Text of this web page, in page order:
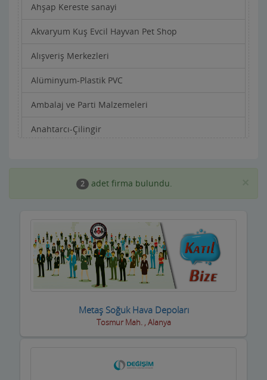
Ahşap Kereste sanayi
Akvaryum Kuş Evcil Hayvan Pet Shop
Alışveriş Merkezleri
Alüminyum-Plastik PVC
Ambalaj ve Parti Malzemeleri
Anahtarcı-Çilingir
Aracı Kurumlar
Asansörcüler
Av Malzemeleri
Avukatlar ve Hukuk Büroları
Ayakkabıcılar ve Çantacılar
Balık Evi Restaurant
2 adet firma bulundu.
Metaş Soğuk Hava Depoları
Tosmur Mah. , Alanya